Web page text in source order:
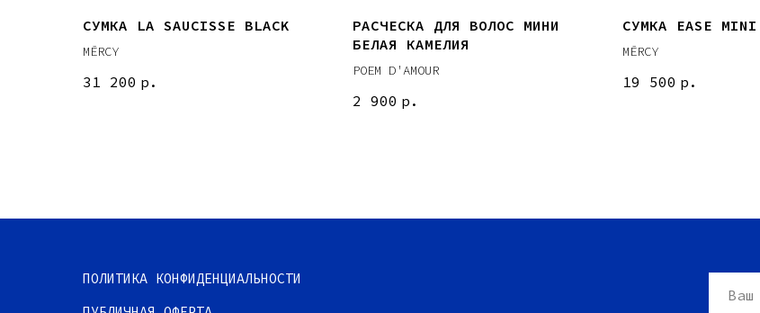
СУМКА LA SAUCISSE BLACK
MĒRCY
31 200 р.
РАСЧЕСКА ДЛЯ ВОЛОС МИНИ
БЕЛАЯ КАМЕЛИЯ
POEM D'AMOUR
2 900 р.
СУМКА EASE
MĒRCY
19 500 р.
ПОЛИТИКА КОНФИДЕНЦИАЛЬНОСТИ